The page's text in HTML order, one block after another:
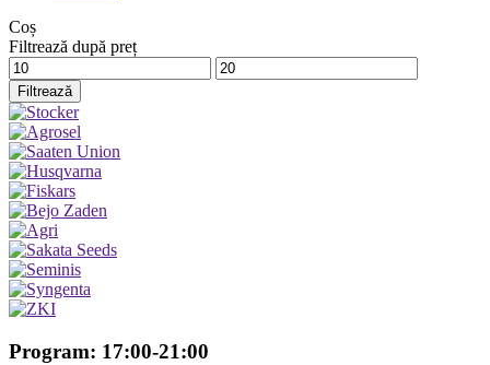
Coș
Filtrează după preț
Preț
minim
Preț
maxim
Filtrează
Program: 17:00-21:00